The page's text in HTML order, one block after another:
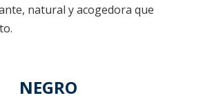
natural y acogedora que
NEGRO